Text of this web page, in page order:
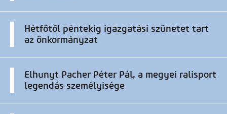
Hétfőtől péntekig igazgatási szünetet tart
az önkormányzat
Elhunyt Pacher Péter Pál, a megyei ralisport
legendás személyisége